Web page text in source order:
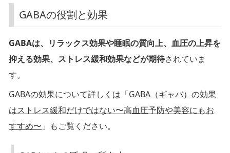
割
効
果
G
A
B
GABAの役割と効果
GABAは、リラックス効果や睡眠の質向上、血圧の上昇を
抑える効果、ストレス緩和効果などが期待されていま
す。
GABAの効果について詳しくは「GABA（ギャバ）の効果
はストレス緩和だけではない〜高血圧予防や美容にもお
すすめ〜 」もご覧ください。